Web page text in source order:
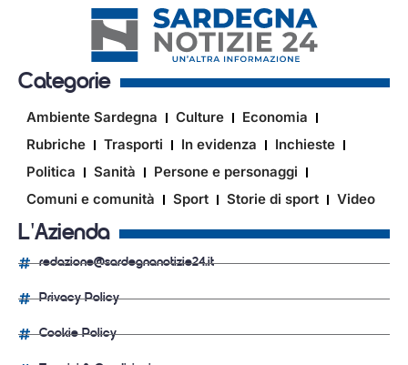
Categorie
Ambiente Sardegna Culture
Economia
Rubriche
Trasporti In evidenza
Inchieste
Politica
Sanità
Persone e personaggi
Comuni e comunità
Sport Storie di sport Video
L'Azienda
redazione@sardegnanotizie24.it
Privacy Policy
Cookie Policy